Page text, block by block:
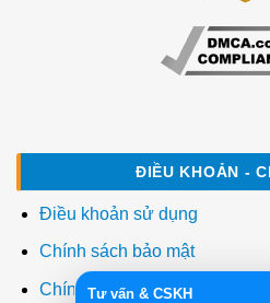
ĐIỀU KHOẢN -
Điều khoản sử dụng
Chính sách bảo mật
Chính sách thanh toán
Tư vấn & CSKH